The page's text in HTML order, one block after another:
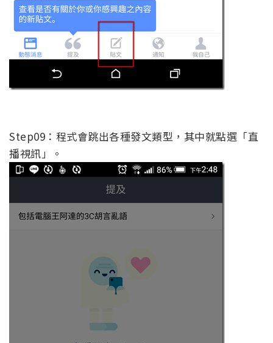
Step09：程式會跳出各種發文類型，其中就點選「直
播視訊」。